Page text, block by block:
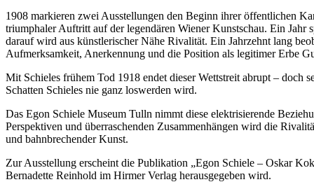
1908 markieren zwei Ausstellungen den Beginn ihrer öffentlichen
triumphaler Auftritt auf der legendären Wiener Kunstschau. Ein Jahr
darauf wird aus künstlerischer Nähe Rivalität. Ein Jahrzehnt lang
Aufmerksamkeit, Anerkennung und die Position als legitimer Erbe
Mit Schieles frühem Tod 1918 endet dieser Wettstreit abrupt –
Schatten Schieles nie ganz loswerden wird.
Das Egon Schiele Museum Tulln nimmt diese elektrisierende
Perspektiven und überraschenden Zusammenhängen wird die
und bahnbrechender Kunst.
Zur Ausstellung erscheint die Publikation „Egon Schiele – Oskar
Bernadette Reinhold im Hirmer Verlag herausgegeben wird.